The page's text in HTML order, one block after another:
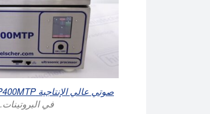
صوتي عالي الإنتاجية UIP400MTP
في البروتينات.